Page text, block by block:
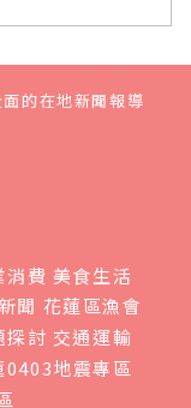
的在地新聞報導
消費 美食生活
聞 花蓮區漁會
探討 交通運輸
0403地震專區